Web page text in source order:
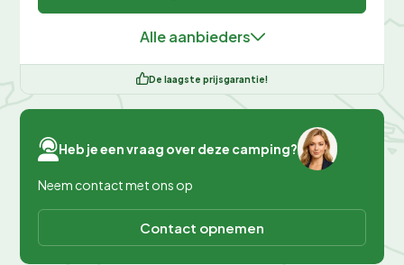
Alle aanbieders
De laagste prijsgarantie!
Heb je een vraag over deze camping?
Neem contact met ons op
Contact opnemen